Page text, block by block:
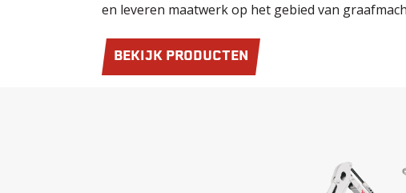
en leveren maatwerk op het gebied van
BEKIJK PRODUCTEN